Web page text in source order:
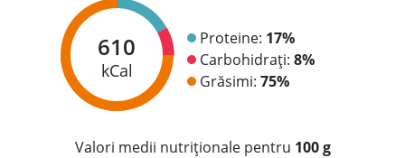
610
kCal
Proteine: 17%
Carbohidrați: 8%
Grăsimi: 75%
Valori medii nutriționale pentru 100 g